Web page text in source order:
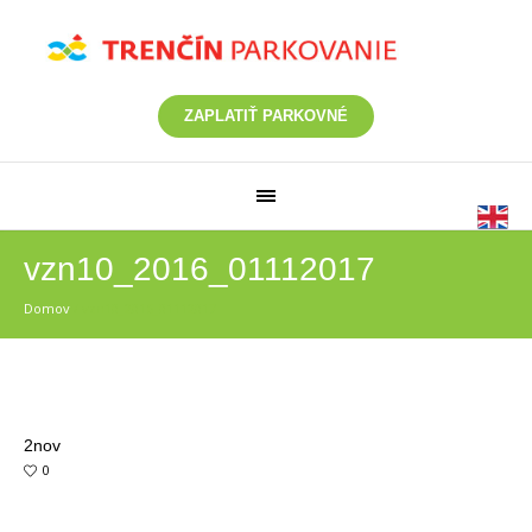
ZAPLATIŤ PARKOVNÉ
vzn10_2016_01112017
Domov
2nov
0